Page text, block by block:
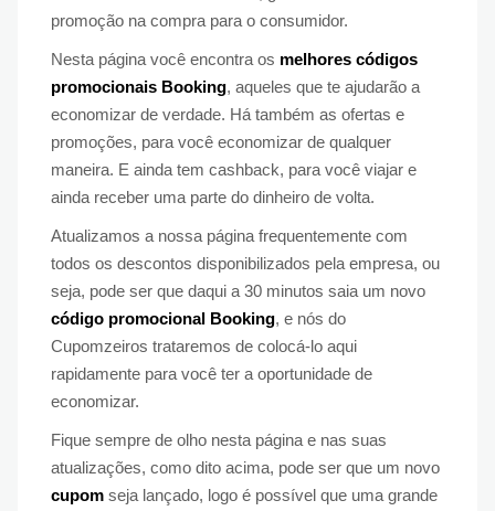
promoção na compra para o consumidor.
Nesta página você encontra os melhores códigos
promocionais Booking, aqueles que te ajudarão a
economizar de verdade. Há também as ofertas e
promoções, para você economizar de qualquer
maneira. E ainda tem cashback, para você viajar e
ainda receber uma parte do dinheiro de volta.
Atualizamos a nossa página frequentemente com
todos os descontos disponibilizados pela empresa, ou
seja, pode ser que daqui a 30 minutos saia um novo
código promocional Booking, e nós do
Cupomzeiros trataremos de colocá-lo aqui
rapidamente para você ter a oportunidade de
economizar.
Fique sempre de olho nesta página e nas suas
atualizações, como dito acima, pode ser que um novo
cupom seja lançado, logo é possível que uma grande